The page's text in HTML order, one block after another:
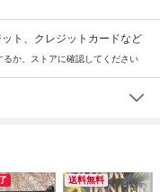
ト、クレジットカードなど
か、ストアに確認してください
送料無料